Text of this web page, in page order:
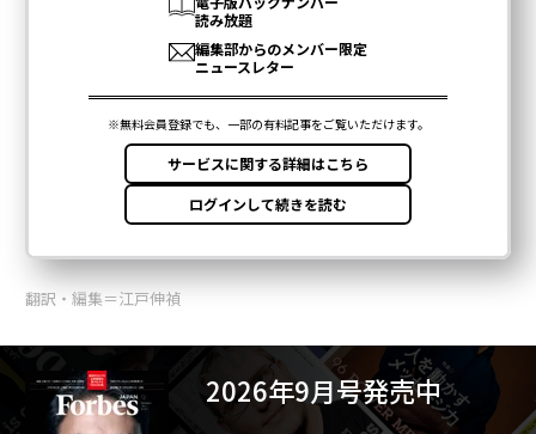
翻訳・編集＝江戸伸禎
2026年9月号発売中